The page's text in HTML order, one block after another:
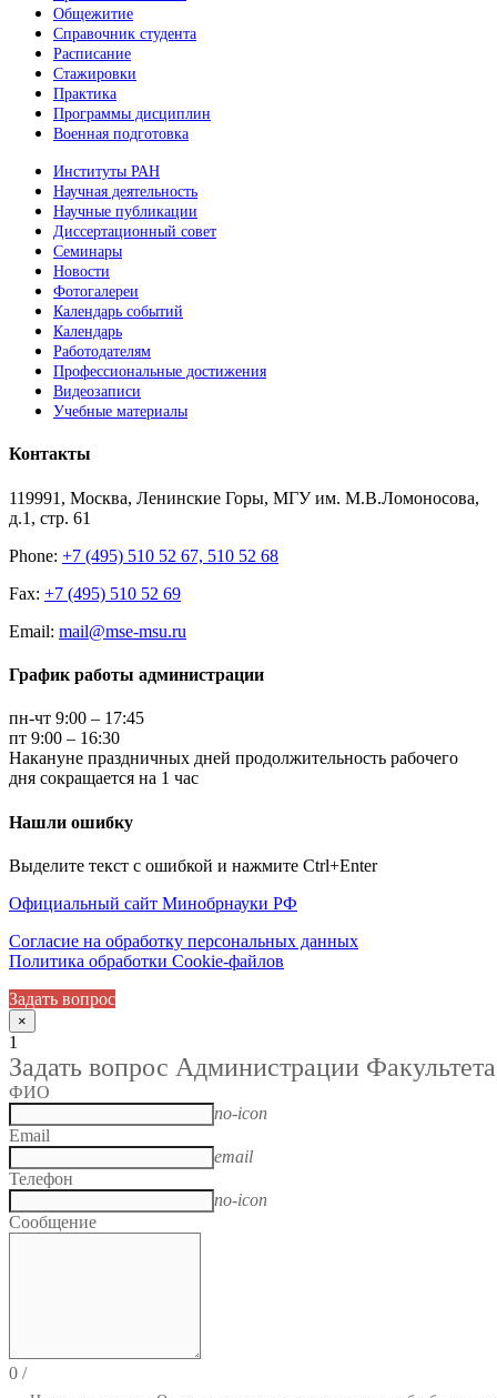
Общежитие
Справочник студента
Расписание
Стажировки
Практика
Программы дисциплин
Военная подготовка
Институты РАН
Научная деятельность
Научные публикации
Диссертационный совет
Семинары
Новости
Фотогалереи
Календарь событий
Календарь
Работодателям
Профессиональные достижения
Видеозаписи
Учебные материалы
Контакты
119991, Москва, Ленинские Горы, МГУ им. М.В.Ломоносова,
д.1, стр. 61
Phone: +7 (495) 510 52 67, 510 52 68
Fax: +7 (495) 510 52 69
Email: mail@mse-msu.ru
График работы администрации
пн-чт 9:00 – 17:45
пт 9:00 – 16:30
Накануне праздничных дней продолжительность рабочего
дня сокращается на 1 час
Нашли ошибку
Выделите текст с ошибкой и нажмите Ctrl+Enter
Официальный сайт Минобрнауки РФ
Согласие на обработку персональных данных
Политика обработки Cookie-файлов
Задать вопрос
×
1
Задать вопрос Администрации Факультета
ФИО
no-icon
Email
email
Телефон
no-icon
Сообщение
0 /